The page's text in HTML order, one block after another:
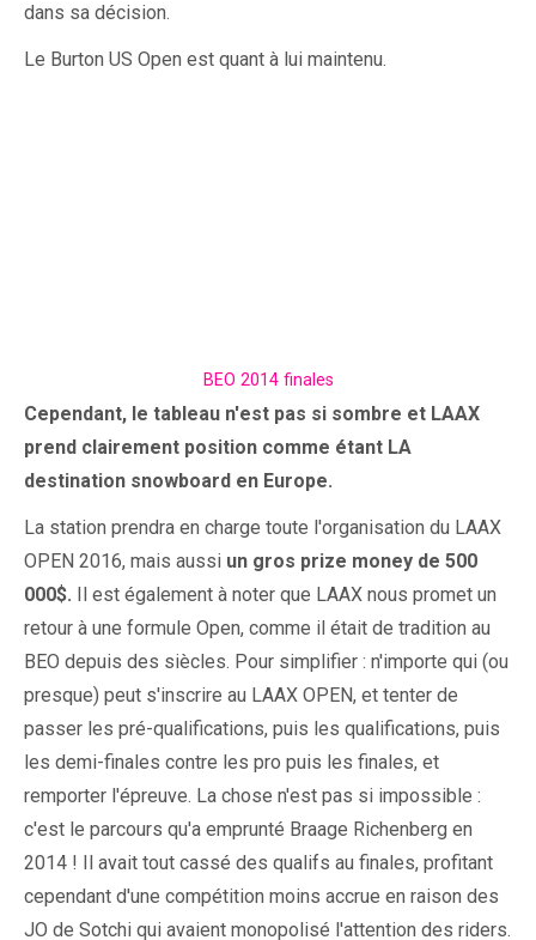
dans sa décision.
Le Burton US Open est quant à lui maintenu.
BEO 2014 finales
Cependant, le tableau n'est pas si sombre et LAAX
prend clairement position comme étant LA
destination snowboard en Europe.
La station prendra en charge toute l'organisation du LAAX
OPEN 2016, mais aussi un gros prize money de 500
000$. Il est également à noter que LAAX nous promet un
retour à une formule Open, comme il était de tradition au
BEO depuis des siècles. Pour simplifier : n'importe qui (ou
presque) peut s'inscrire au LAAX OPEN, et tenter de
passer les pré-qualifications, puis les qualifications, puis
les demi-finales contre les pro puis les finales, et
remporter l'épreuve. La chose n'est pas si impossible :
c'est le parcours qu'a emprunté Braage Richenberg en
2014 ! Il avait tout cassé des qualifs au finales, profitant
cependant d'une compétition moins accrue en raison des
JO de Sotchi qui avaient monopolisé l'attention des riders.